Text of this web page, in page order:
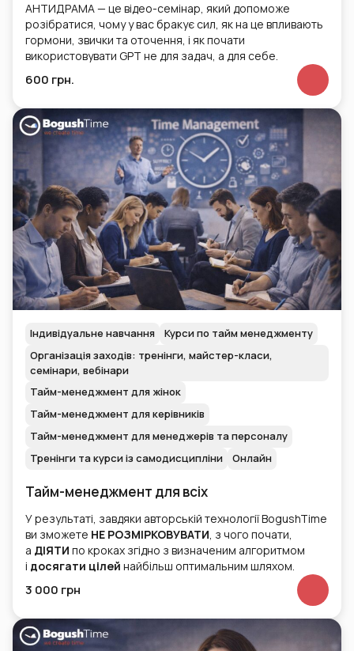
АНТИДРАМА — це відео-семінар, який допоможе
розібратися, чому у вас бракує сил, як на це впливають
гормони, звички та оточення, і як почати
використовувати GPT не для задач, а для себе.
600 грн.
Індивідуальне навчання
Курси по тайм менеджменту
Організація заходів: тренінги, майстер-класи,
семінари, вебінари
Тайм-менеджмент для жінок
Тайм-менеджмент для керівників
Тайм-менеджмент для менеджерів та персоналу
Тренінги та курси із самодисципліни
Онлайн
Тайм-менеджмент для всіх
У результаті, завдяки авторській технології BogushTime
ви зможете НЕ РОЗМІРКОВУВАТИ, з чого почати,
а ДІЯТИ по кроках згідно з визначеним алгоритмом
і досягати цілей найбільш оптимальним шляхом.
3 000 грн